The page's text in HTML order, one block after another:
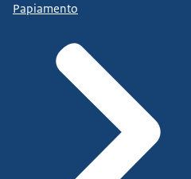
Papiamento